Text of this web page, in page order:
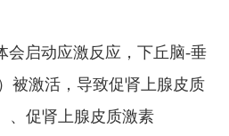
会启动应激反应，下丘脑-垂
被激活，导致促肾上腺皮质
、促肾上腺皮质激素